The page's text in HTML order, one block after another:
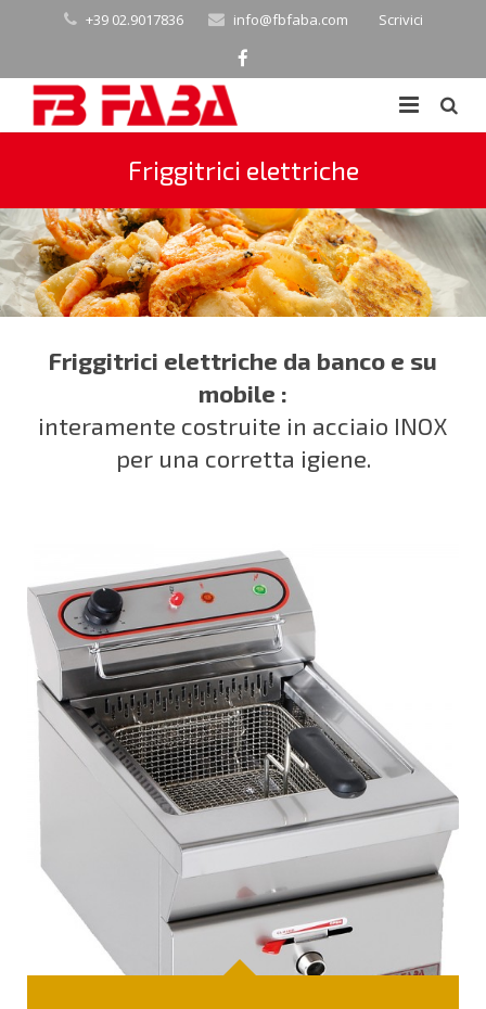
+39 02.9017836 info@fbfaba.com Scrivici
Profilo
Prodotti
Crêpières
Piastre Elettriche
Drinking Line
News
Contatti
Friggitrici elettriche
Friggitrici elettriche da banco e su
mobile :
interamente costruite in acciaio INOX
per una corretta igiene.